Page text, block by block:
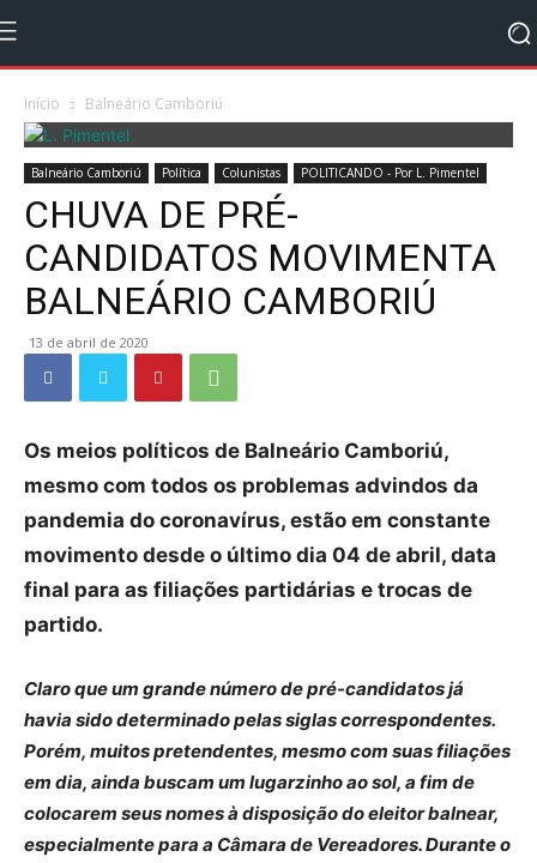
Início Balneário Camboriú
Balneário Camboriú Política Colunistas POLITICANDO - Por L. Pimentel
CHUVA DE PRÉ-
CANDIDATOS MOVIMENTA
BALNEÁRIO CAMBORIÚ
13 de abril de 2020
Os meios políticos de Balneário Camboriú,
mesmo com todos os problemas advindos da
pandemia do coronavírus, estão em constante
movimento desde o último dia 04 de abril, data
final para as filiações partidárias e trocas de
partido.
Claro que um grande número de pré-candidatos já
havia sido determinado pelas siglas correspondentes.
Porém, muitos pretendentes, mesmo com suas filiações
em dia, ainda buscam um lugarzinho ao sol, a fim de
colocarem seus nomes à disposição do eleitor balnear,
especialmente para a Câmara de Vereadores. Durante o